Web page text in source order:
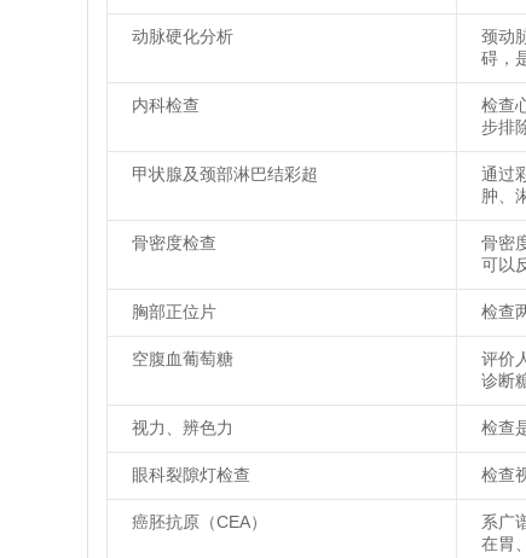
动脉硬化分析
颈动
碍，
内科检查
检查
步排
甲状腺及颈部淋巴结彩超
通过
肿、
骨密度检查
骨密
可以
胸部正位片 检查
空腹血葡萄糖
评价
诊断
视力、辨色力 检查
眼科裂隙灯检查 检查
癌胚抗原（CEA）
系广
在胃